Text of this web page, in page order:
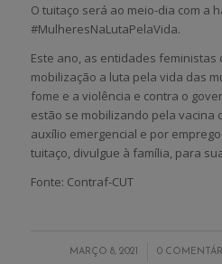
O tuitaço será ao meio-dia com a
#MulheresNaLutaPelaVida.
Este ano, as entidades feministas
mobilização a luta pela vida das
fome e a violência e contra o
estão se mobilizando pela vacina
auxílio emergencial e por
tuitaço, divulgue à família, para
Fonte: Contraf-CUT
MARÇO 8, 2021
/ 0 /